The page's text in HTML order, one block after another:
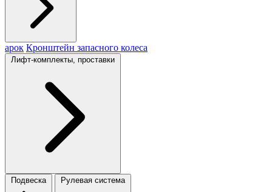
арок Кронштейн запасного колеса
Лифт-комплекты, проставки
Подвеска Рулевая система